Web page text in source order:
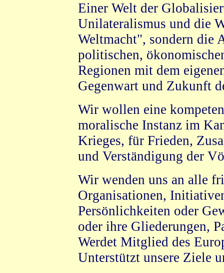
Einer Welt der
Unilateralismus und die
Weltmacht", sondern die
politischen,
Regionen mit dem
Gegenwart und Zukunft
Wir wollen eine
moralische Instanz im
Krieges, für Frieden,
und Verständigung der
Wir wenden uns an alle
Organisationen,
Persönlichkeiten oder
oder ihre Gliederungen,
Werdet Mitglied des
Unterstützt unsere Ziele